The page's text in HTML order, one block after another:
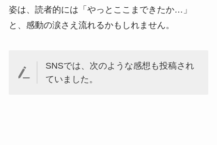
姿は、読者的には「やっとここまできたか…」
と、感動の涙さえ流れるかもしれません。
SNSでは、次のような感想も投稿され
ていました。